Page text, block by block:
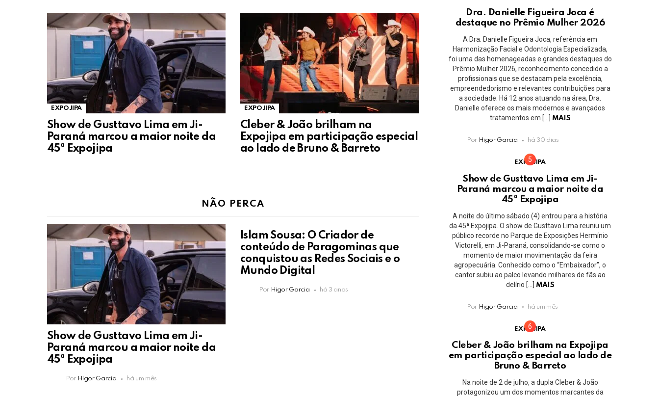
EXPOJIPA
Show de Gusttavo Lima em Ji-
Paraná marcou a maior noite da
45ª Expojipa
EXPOJIPA
Cleber & João brilham na
Expojipa em participação especial
ao lado de Bruno & Barreto
NÃO PERCA
Show de Gusttavo Lima em Ji-
Paraná marcou a maior noite da
45ª Expojipa
Por Higor Garcia há um mês
Islam Sousa: O Criador de
conteúdo de Paragominas que
conquistou as Redes Sociais e o
Mundo Digital
Por Higor Garcia há 3 anos
Dra. Danielle Figueira Joca é
destaque no Prêmio Mulher 2026
A Dra. Danielle Figueira Joca, referência em
Harmonização Facial e Odontologia Especializada,
foi uma das homenageadas e grandes destaques do
Prêmio Mulher 2026, reconhecimento concedido a
profissionais que se destacam pela excelência,
empreendedorismo e relevantes contribuições para
a sociedade. Há 12 anos atuando na área, Dra.
Danielle oferece os mais modernos e avançados
tratamentos em […]
MAIS
Por Higor Garcia há 30 dias
EXPOJIPA
Show de Gusttavo Lima em Ji-
Paraná marcou a maior noite da
45ª Expojipa
A noite do último sábado (4) entrou para a história
da 45ª Expojipa. O show de Gusttavo Lima reuniu um
público recorde no Parque de Exposições Hermínio
Victorelli, em Ji-Paraná, consolidando-se como o
momento de maior movimentação da feira
agropecuária. Conhecido como o “Embaixador”, o
cantor subiu ao palco levando milhares de fãs ao
delírio […] MAIS
Por Higor Garcia há um mês
EXPOJIPA
Cleber & João brilham na Expojipa
em participação especial ao lado de
Bruno & Barreto
Na noite de 2 de julho, a dupla Cleber & João
protagonizou um dos momentos marcantes da